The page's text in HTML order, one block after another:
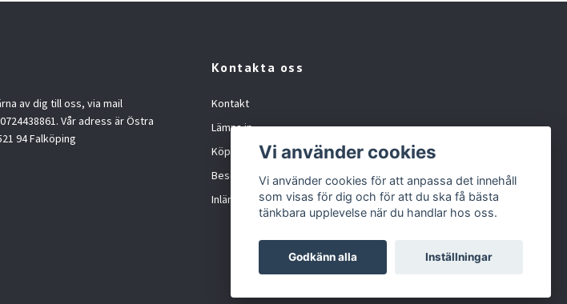
av dig till oss, via mail
Vår adress är Östra
94 Falköping
Kontakta oss
Kontakt
Lämna in
Köpvillkor
Besöka oss
Inlämningskund formulär
Vi använder cookies
Vi använder cookies för att anpassa det innehåll
som visas för dig och för att du ska få bästa
tänkbara upplevelse när du handlar hos oss.
Godkänn alla Inställningar